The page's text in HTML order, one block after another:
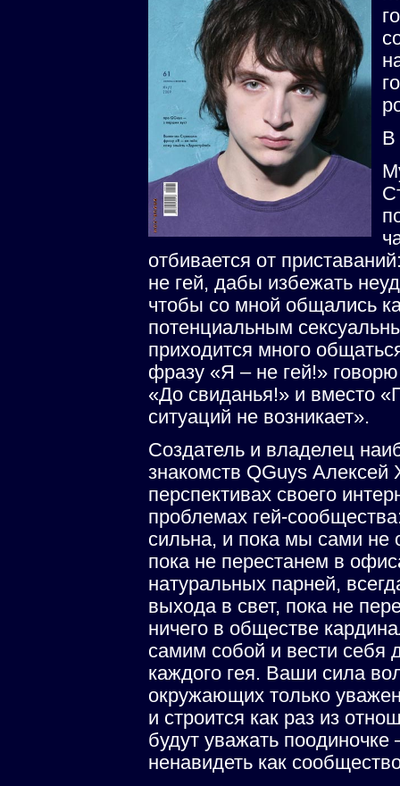
В
отбивается от
не гей, дабы избежать
чтобы со мной общались
потенциальным
приходится много
фразу «Я – не гей!»
«До свиданья!» и вместо
ситуаций не возникает».
Создатель и владелец
знакомств QGuys Алексей
перспективах своего
проблемах гей-
сильна, и пока мы сами не
пока не перестанем в
натуральных парней,
выхода в свет, пока не
ничего в обществе
самим собой и вести себя
каждого гея. Ваши сила
окружающих только
и строится как раз из
будут уважать поодиночке
ненавидеть как